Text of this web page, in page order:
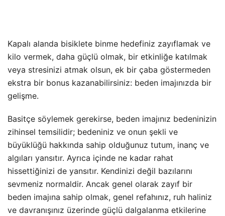
Kapalı alanda bisiklete binme hedefiniz zayıflamak ve
kilo vermek, daha güçlü olmak, bir etkinliğe katılmak
veya stresinizi atmak olsun, ek bir çaba göstermeden
ekstra bir bonus kazanabilirsiniz: beden imajınızda bir
gelişme.
Basitçe söylemek gerekirse, beden imajınız bedeninizin
zihinsel temsilidir; bedeniniz ve onun şekli ve
büyüklüğü hakkında sahip olduğunuz tutum, inanç ve
algıları yansıtır. Ayrıca içinde ne kadar rahat
hissettiğinizi de yansıtır. Kendinizi değil bazılarını
sevmeniz normaldir. Ancak genel olarak zayıf bir
beden imajına sahip olmak, genel refahınız, ruh haliniz
ve davranışınız üzerinde güçlü dalgalanma etkilerine